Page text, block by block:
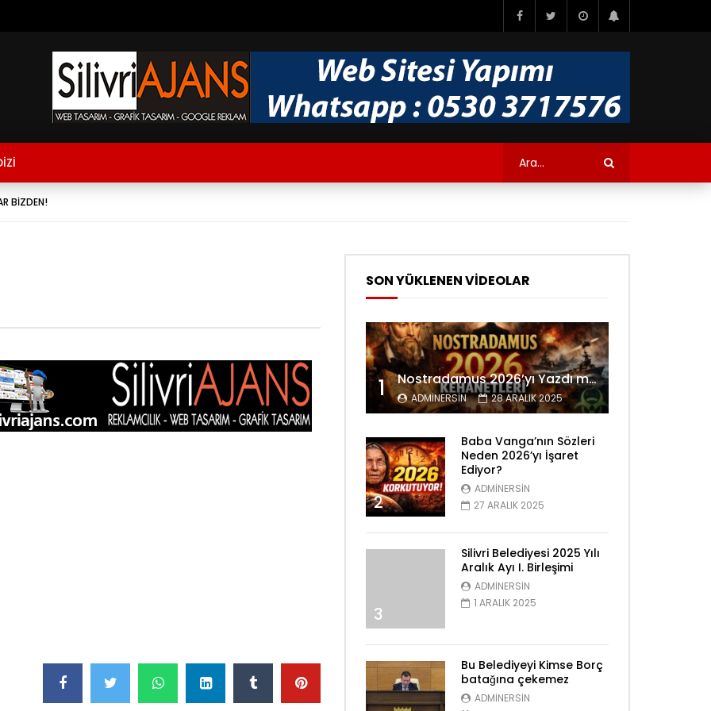
BİZDEN!
SON YÜKLENEN VİDEOLAR
1 Nostradamus 2026’yı Yazdı mı? Tüyler Ürperten Kehanetler
ADMINERSIN 28 ARALIK 2025
2
Baba Vanga’nın Sözleri
Neden 2026’yı İşaret
Ediyor?
ADMINERSIN
27 ARALIK 2025
3
Silivri Belediyesi 2025 Yılı
Aralık Ayı I. Birleşimi
ADMINERSIN
1 ARALIK 2025
Bu Belediyeyi Kimse Borç
batağına çekemez
ADMINERSIN